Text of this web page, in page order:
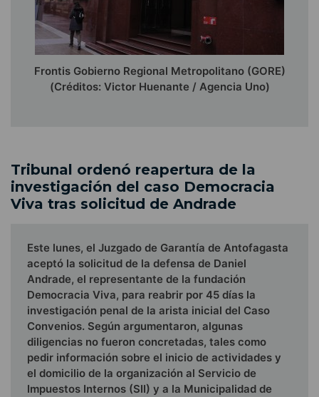
Frontis Gobierno Regional Metropolitano (GORE)
(Créditos: Victor Huenante / Agencia Uno)
Tribunal ordenó reapertura de la
investigación del caso Democracia
Viva tras solicitud de Andrade
Este lunes, el Juzgado de Garantía de Antofagasta
aceptó la solicitud de la defensa de Daniel
Andrade, el representante de la fundación
Democracia Viva, para reabrir por 45 días la
investigación penal de la arista inicial del Caso
Convenios. Según argumentaron, algunas
diligencias no fueron concretadas, tales como
pedir información sobre el inicio de actividades y
el domicilio de la organización al Servicio de
Impuestos Internos (SII) y a la Municipalidad de